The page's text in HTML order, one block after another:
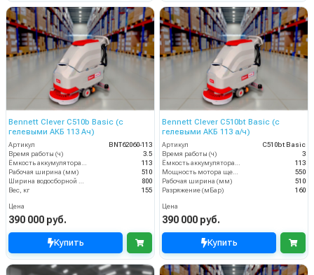
Bennett Clever C510b Basic (с
гелевыми АКБ 113 Ач)
Артикул
BNT62060-113
Время работы (ч)
3.5
113
Рабочая ширина (мм)
510
800
Вес, кг
155
Цена
390 000 руб.
Купить
Bennett Clever C510bt Basic (с
гелевыми АКБ 113 а/ч)
Артикул
C510bt Basic
Время работы (ч)
3
113
550
Рабочая ширина (мм)
510
Разряжение (мБар)
160
Цена
390 000 руб.
Купить